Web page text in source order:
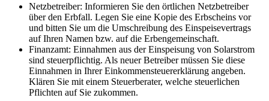
Netzbetreiber: Informieren Sie den örtlichen Netzbetreiber
über den Erbfall. Legen Sie eine Kopie des Erbscheins vor
und bitten Sie um die Umschreibung des Einspeisevertrags
auf Ihren Namen bzw. auf die Erbengemeinschaft.
Finanzamt: Einnahmen aus der Einspeisung von Solarstrom
sind steuerpflichtig. Als neuer Betreiber müssen Sie diese
Einnahmen in Ihrer Einkommensteuererklärung angeben.
Klären Sie mit einem Steuerberater, welche steuerlichen
Pflichten auf Sie zukommen.